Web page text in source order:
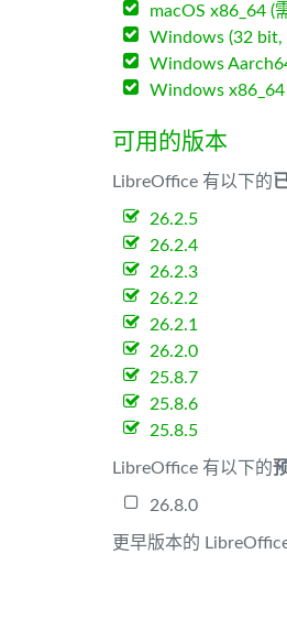
macOS x86_64 (
Windows (32 bit,
Windows
Windows
可用的版本
LibreOffice 有以下的
26.2.5
26.2.4
26.2.3
26.2.2
26.2.1
26.2.0
25.8.7
25.8.6
25.8.5
LibreOffice 有以下的
26.8.0
更早版本的